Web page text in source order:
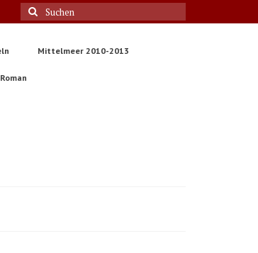
Suche
nach:
Mittelmeer 2010-2013